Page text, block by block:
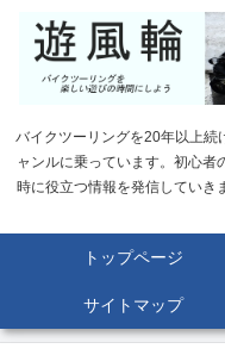
バイクツーリングを20年以上続
ャンルに乗っています。初心
時に役立つ情報を発信していき
トップページ
サイトマップ